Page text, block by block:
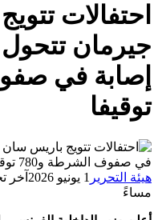
التحرير1 يونيو 2026